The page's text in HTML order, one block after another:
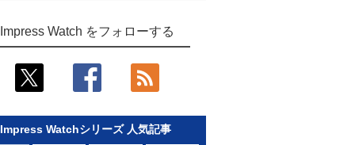
Impress Watch をフォローする
Impress Watchシリーズ 人気記事